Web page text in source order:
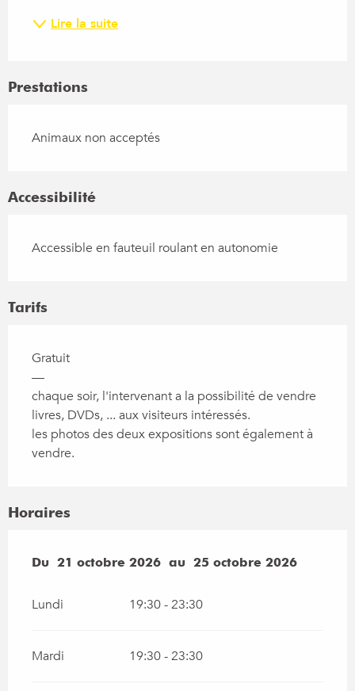
Lire la suite
Prestations
Animaux non acceptés
Accessibilité
Accessible en fauteuil roulant en autonomie
Tarifs
Gratuit
—
chaque soir, l'intervenant a la possibilité de vendre
livres, DVDs, ... aux visiteurs intéressés.
les photos des deux expositions sont également à
vendre.
Horaires
Du 21 octobre 2026 au 25 octobre 2026
Du 21 octobre 2026 au 25 octobre 2026
Lundi 19:30 - 23:30
Mardi 19:30 - 23:30